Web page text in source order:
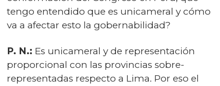
tengo entendido que es unicameral y cómo
va a afectar esto la gobernabilidad?
P. N.: Es unicameral y de representación
proporcional con las provincias sobre-
representadas respecto a Lima. Por eso el